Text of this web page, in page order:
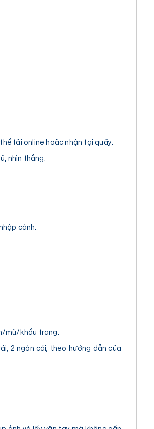
tải online hoặc nhận tại quầy.
nhìn thẳng.
cảnh.
mũ/khẩu trang.
2 ngón cái, theo hướng dẫn của